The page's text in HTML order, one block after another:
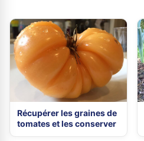
Récupérer les graines de
tomates et les conserver